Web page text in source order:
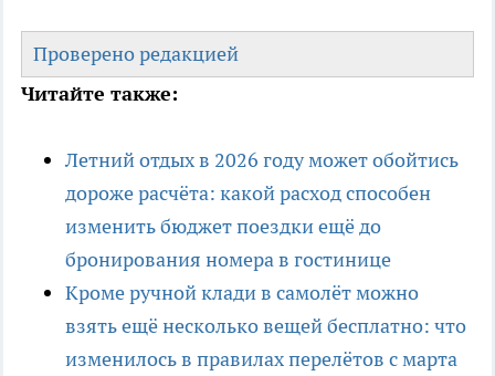
Проверено редакцией
Читайте также:
Летний отдых в 2026 году может обойтись
дороже расчёта: какой расход способен
изменить бюджет поездки ещё до
бронирования номера в гостинице
Кроме ручной клади в самолёт можно
взять ещё несколько вещей бесплатно: что
изменилось в правилах перелётов с марта